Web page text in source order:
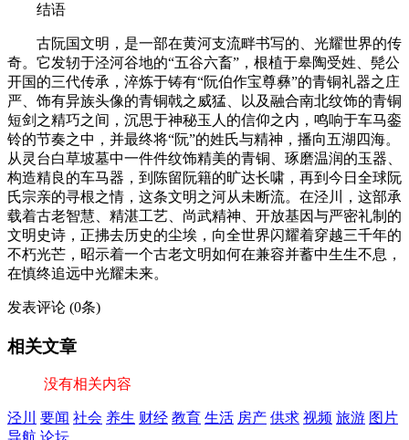
结语
古阮国文明，是一部在黄河支流畔书写的、光耀世界的传
奇。它发轫于泾河谷地的“五谷六畜”，根植于皋陶受姓、髡公
开国的三代传承，淬炼于铸有“阮伯作宝尊彝”的青铜礼器之庄
严、饰有异族头像的青铜戟之威猛、以及融合南北纹饰的青铜
短剑之精巧之间，沉思于神秘玉人的信仰之内，鸣响于车马銮
铃的节奏之中，并最终将“阮”的姓氏与精神，播向五湖四海。
从灵台白草坡墓中一件件纹饰精美的青铜、琢磨温润的玉器、
构造精良的车马器，到陈留阮籍的旷达长啸，再到今日全球阮
氏宗亲的寻根之情，这条文明之河从未断流。在泾川，这部承
载着古老智慧、精湛工艺、尚武精神、开放基因与严密礼制的
文明史诗，正拂去历史的尘埃，向全世界闪耀着穿越三千年的
不朽光芒，昭示着一个古老文明如何在兼容并蓄中生生不息，
在慎终追远中光耀未来。
发表评论 (0条)
相关文章
没有相关内容
泾川 要闻 社会 养生 财经 教育 生活 房产 供求 视频 旅游 图片